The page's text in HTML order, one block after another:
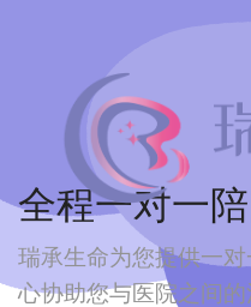
全程一对一
瑞承生命为您提供一
心协助您与医院之间的